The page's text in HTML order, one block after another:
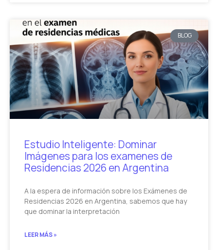
BLOG
Estudio Inteligente: Dominar
Imágenes para los examenes de
Residencias 2026 en Argentina
A la espera de información sobre los Exámenes de
Residencias 2026 en Argentina, sabemos que hay
que dominar la interpretación
LEER MÁS »